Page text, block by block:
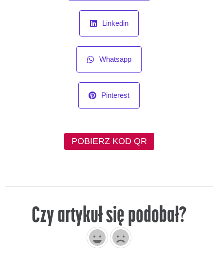
Linkedin
Whatsapp
Pinterest
POBIERZ KOD QR
Czy artykuł się podobał?